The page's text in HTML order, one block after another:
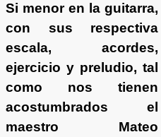
Si menor en la guitarra,
con sus respectiva
escala, acordes,
ejercicio y preludio, tal
como nos tienen
acostumbrados el
maestro Mateo